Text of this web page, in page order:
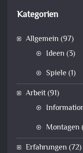
Kategorien
Allgemein (97)
Ideen (3)
Spiele (1)
Arbeit(91)
Montagen
Erfahrungen (72)